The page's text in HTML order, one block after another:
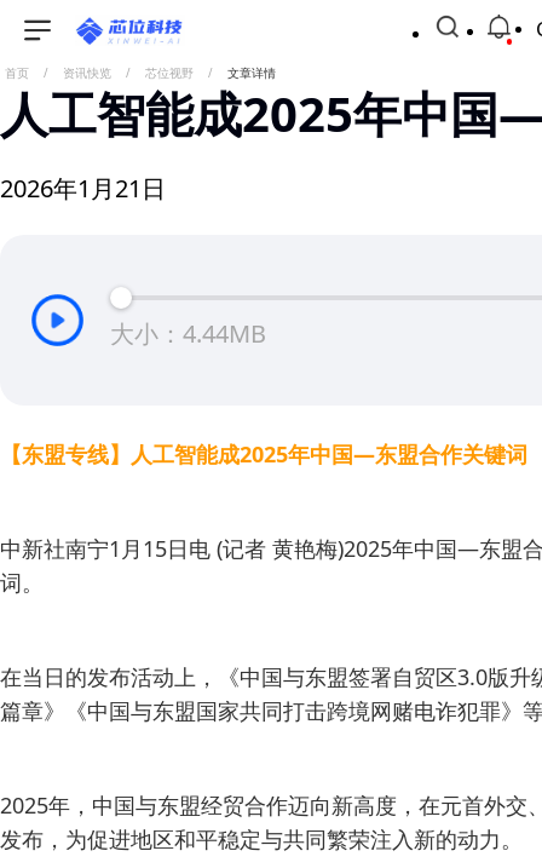
首页 / 资讯快览 / 芯位视野 / 文章详情
人工智能成2025年中国
2026年1月21日
大小：4.44MB
【东盟专线】人工智能成2025年中国—东盟合作关键词
中新社南宁1月15日电 (记者 黄艳梅)2025年中国—东盟
词。
在当日的发布活动上，《中国与东盟签署自贸区3.0版
篇章》《中国与东盟国家共同打击跨境网赌电诈犯罪
2025年，中国与东盟经贸合作迈向新高度，在元首外
发布，为促进地区和平稳定与共同繁荣注入新的动力。